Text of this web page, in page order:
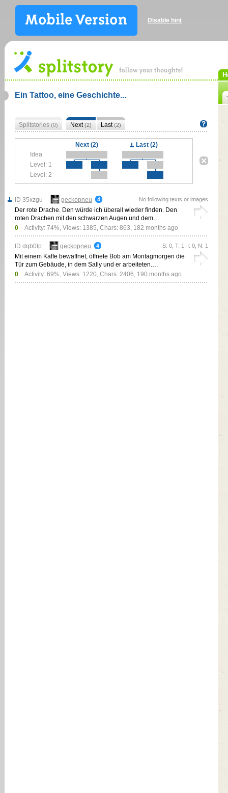
Disable hint
Ein Tattoo, eine Geschichte...
Splitstories (0) Next(2) Last(2)
Next (2)
Last (2)
Idea
Level: 1
Level: 2
ID 35xzgu
geckopneu
Der rote Drache. Den würde ich überall wieder finden. Den
roten Drachen mit den schwarzen Augen und dem…
0
Activity: 74%, Views: 1385, Chars: 863, 182 months ago
No following texts or images
ID dqb0lp
geckopneu
Mit einem Kaffe bewaffnet, öffnete Bob am Montagmorgen die
Tür zum Gebäude, in dem Sally und er arbeiteten.…
0
Activity: 69%, Views: 1220, Chars: 2406, 190 months ago
S: 0, T: 1, I: 0, N: 1